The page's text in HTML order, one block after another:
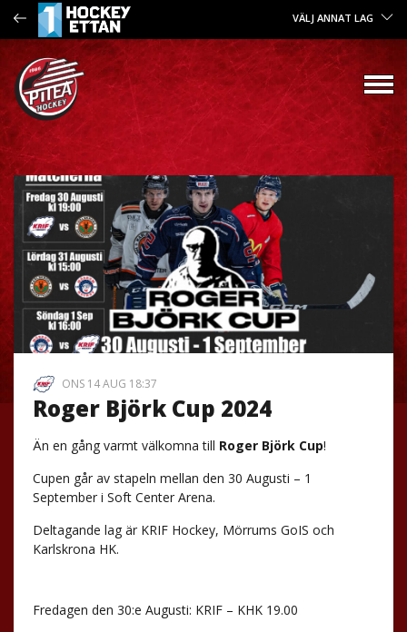
VÄLJ ANNAT LAG
ONS 14 AUG 18:37
Roger Björk Cup 2024
Än en gång varmt välkomna till Roger Björk Cup!
Cupen går av stapeln mellan den 30 Augusti – 1
September i Soft Center Arena.
Deltagande lag är KRIF Hockey, Mörrums GoIS och
Karlskrona HK.
Fredagen den 30:e Augusti: KRIF – KHK 19.00